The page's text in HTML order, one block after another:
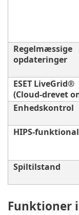
Regelmæssige
opdateringer
ESET LiveGrid®
(Cloud-drevet
Enhedskontrol
HIPS-
Spiltilstand
Funktioner